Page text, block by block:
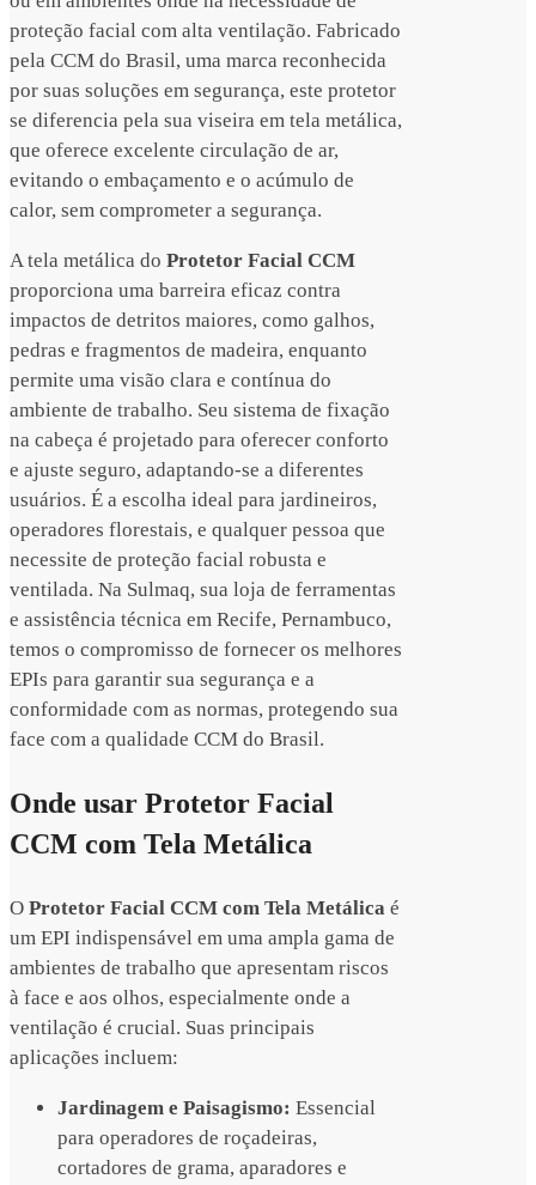
proteção facial com alta ventilação. Fabricado
pela CCM do Brasil, uma marca reconhecida
por suas soluções em segurança, este protetor
se diferencia pela sua viseira em tela metálica,
que oferece excelente circulação de ar,
evitando o embaçamento e o acúmulo de
calor, sem comprometer a segurança.
A tela metálica do Protetor Facial CCM
proporciona uma barreira eficaz contra
impactos de detritos maiores, como galhos,
pedras e fragmentos de madeira, enquanto
permite uma visão clara e contínua do
ambiente de trabalho. Seu sistema de fixação
na cabeça é projetado para oferecer conforto
e ajuste seguro, adaptando-se a diferentes
usuários. É a escolha ideal para jardineiros,
operadores florestais, e qualquer pessoa que
necessite de proteção facial robusta e
ventilada. Na Sulmaq, sua loja de ferramentas
e assistência técnica em Recife, Pernambuco,
temos o compromisso de fornecer os melhores
EPIs para garantir sua segurança e a
conformidade com as normas, protegendo sua
face com a qualidade CCM do Brasil.
Onde usar Protetor Facial
CCM com Tela Metálica
O Protetor Facial CCM com Tela Metálica é
um EPI indispensável em uma ampla gama de
ambientes de trabalho que apresentam riscos
à face e aos olhos, especialmente onde a
ventilação é crucial. Suas principais
aplicações incluem:
Jardinagem e Paisagismo: Essencial
para operadores de roçadeiras,
cortadores de grama, aparadores e